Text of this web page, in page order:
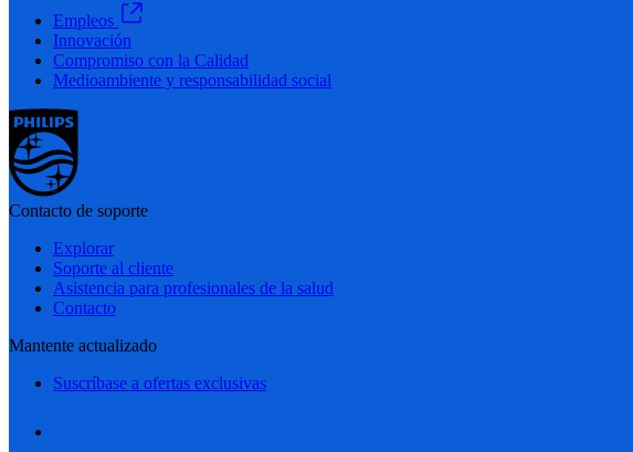
Empleos
Innovación
Compromiso con la Calidad
Medioambiente y responsabilidad social
Contacto de soporte
Explorar
Soporte al cliente
Asistencia para profesionales de la salud
Contacto
Mantente actualizado
Suscríbase a ofertas exclusivas